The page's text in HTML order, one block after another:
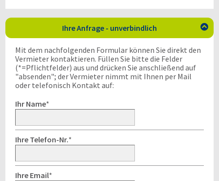
Ihre Anfrage - unverbindlich 
Mit dem nachfolgenden Formular können Sie direkt den
Vermieter kontaktieren. Füllen Sie bitte die Felder
(*=Pflichtfelder) aus und drücken Sie anschließend auf
"absenden"; der Vermieter nimmt mit Ihnen per Mail
oder telefonisch Kontakt auf:
Ihr Name*
Ihre Telefon-Nr.*
Ihre Email*